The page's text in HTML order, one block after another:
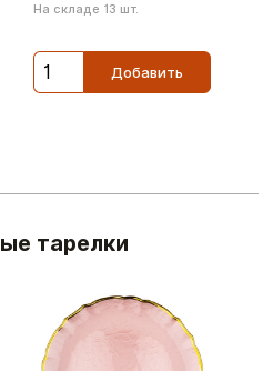
На складе 13 шт.
Добавить
тарелки